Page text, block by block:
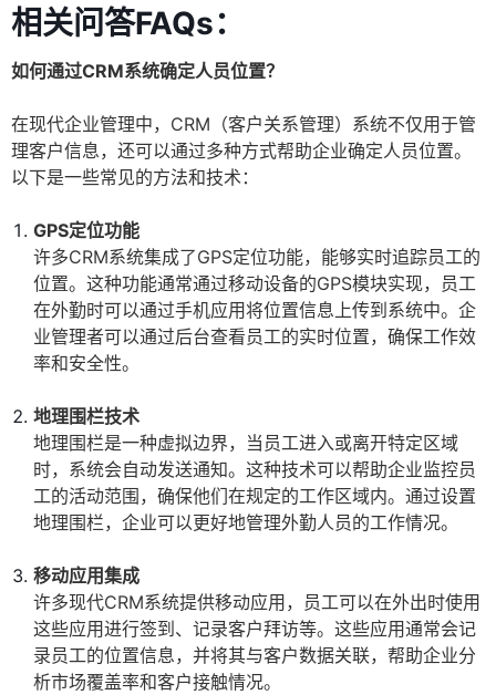
相关问答FAQs：
如何通过CRM系统确定人员位置？
在现代企业管理中，CRM（客户关系管理）系统不仅用于管
理客户信息，还可以通过多种方式帮助企业确定人员位置。
以下是一些常见的方法和技术：
GPS定位功能
许多CRM系统集成了GPS定位功能，能够实时追踪员工的
位置。这种功能通常通过移动设备的GPS模块实现，员工
在外勤时可以通过手机应用将位置信息上传到系统中。企
业管理者可以通过后台查看员工的实时位置，确保工作效
率和安全性。
地理围栏技术
地理围栏是一种虚拟边界，当员工进入或离开特定区域
时，系统会自动发送通知。这种技术可以帮助企业监控员
工的活动范围，确保他们在规定的工作区域内。通过设置
地理围栏，企业可以更好地管理外勤人员的工作情况。
移动应用集成
许多现代CRM系统提供移动应用，员工可以在外出时使用
这些应用进行签到、记录客户拜访等。这些应用通常会记
录员工的位置信息，并将其与客户数据关联，帮助企业分
析市场覆盖率和客户接触情况。